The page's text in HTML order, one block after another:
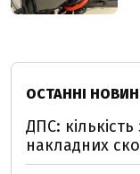
ОСТАННІ
ДПС:
накладних